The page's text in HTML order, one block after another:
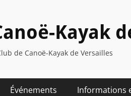
Kayak
de Canoë-Kayak de Versailles
Événements Informations